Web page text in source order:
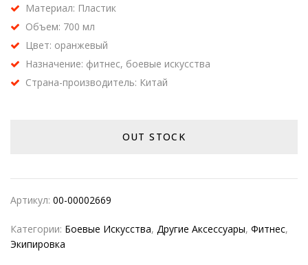
Материал: Пластик
Объем: 700 мл
Цвет: оранжевый
Назначение: фитнес, боевые искусства
Страна-производитель: Китай
OUT STOCK
Артикул: 00-00002669
Категории: Боевые Искусства, Другие Аксессуары, Фитнес,
Экипировка